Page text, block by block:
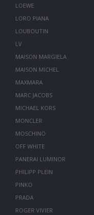
LOEWE
LORO PIANA
LOUBOUTIN
LV
MAISON MARGIELA
MAISON MICHEL
MAXMARA
MARC JACOBS
MICHAEL KORS
MONCLER
MOSCHINO
OFF WHITE
PANERAI LUMINOR
PHILIPP PLEIN
PINKO
PRADA
ROGER VIVIER